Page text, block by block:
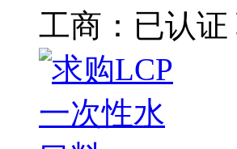
工商： 已认证